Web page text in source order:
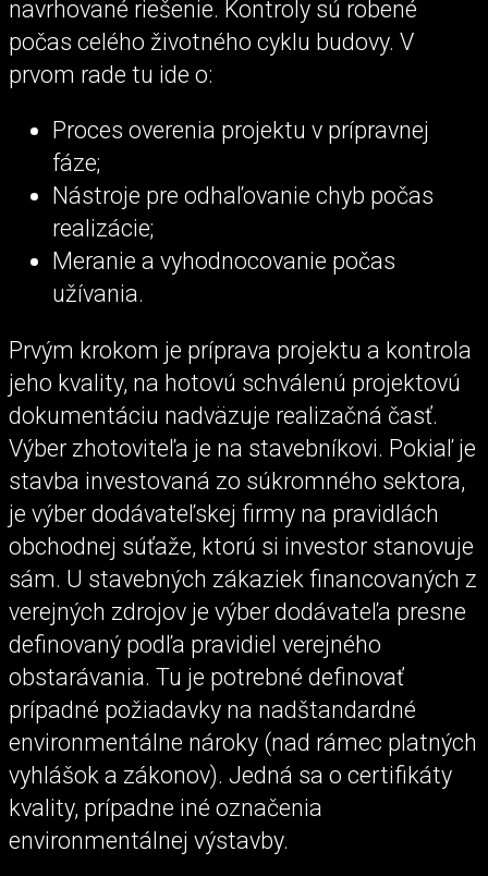
navrhované riešenie. Kontroly sú robené
počas celého životného cyklu budovy. V
prvom rade tu ide o:
Proces overenia projektu v prípravnej
fáze;
Nástroje pre odhaľovanie chyb počas
realizácie;
Meranie a vyhodnocovanie počas
užívania.
Prvým krokom je príprava projektu a kontrola
jeho kvality, na hotovú schválenú projektovú
dokumentáciu nadväzuje realizačná časť.
Výber zhotoviteľa je na stavebníkovi. Pokiaľ je
stavba investovaná zo súkromného sektora,
je výber dodávateľskej firmy na pravidlách
obchodnej súťaže, ktorú si investor stanovuje
sám. U stavebných zákaziek financovaných z
verejných zdrojov je výber dodávateľa presne
definovaný podľa pravidiel verejného
obstarávania. Tu je potrebné definovať
prípadné požiadavky na nadštandardné
environmentálne nároky (nad rámec platných
vyhlášok a zákonov). Jedná sa o certifikáty
kvality, prípadne iné označenia
environmentálnej výstavby.